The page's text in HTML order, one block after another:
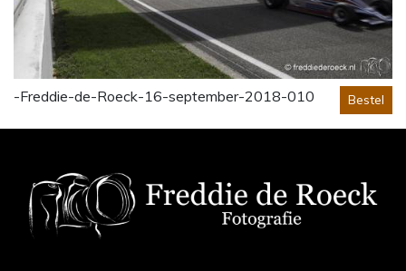
-Freddie-de-Roeck-16-september-2018-010 Bestel